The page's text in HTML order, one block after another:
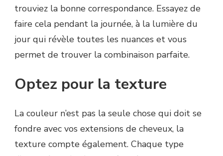
trouviez la bonne correspondance. Essayez de
faire cela pendant la journée, à la lumière du
jour qui révèle toutes les nuances et vous
permet de trouver la combinaison parfaite.
Optez pour la texture
La couleur n’est pas la seule chose qui doit se
fondre avec vos extensions de cheveux, la
texture compte également. Chaque type